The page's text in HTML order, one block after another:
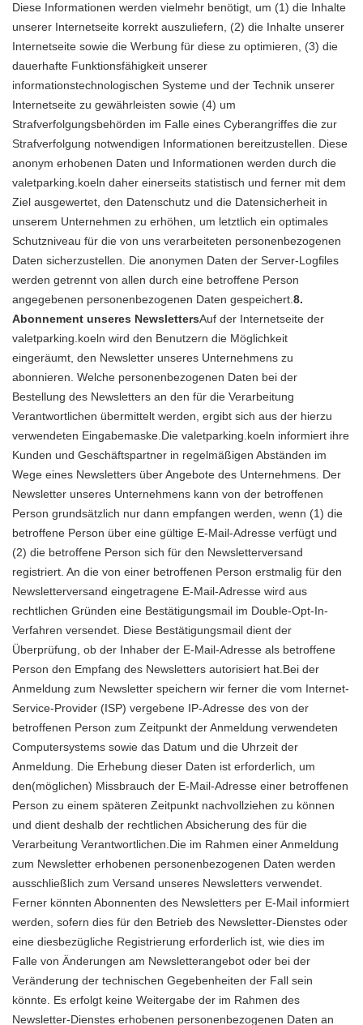
Diese Informationen werden vielmehr benötigt, um (1) die Inhalte
unserer Internetseite korrekt auszuliefern, (2) die Inhalte unserer
Internetseite sowie die Werbung für diese zu optimieren, (3) die
dauerhafte Funktionsfähigkeit unserer
informationstechnologischen Systeme und der Technik unserer
Internetseite zu gewährleisten sowie (4) um
Strafverfolgungsbehörden im Falle eines Cyberangriffes die zur
Strafverfolgung notwendigen Informationen bereitzustellen. Diese
anonym erhobenen Daten und Informationen werden durch die
valetparking.koeln daher einerseits statistisch und ferner mit dem
Ziel ausgewertet, den Datenschutz und die Datensicherheit in
unserem Unternehmen zu erhöhen, um letztlich ein optimales
Schutzniveau für die von uns verarbeiteten personenbezogenen
Daten sicherzustellen. Die anonymen Daten der Server-Logfiles
werden getrennt von allen durch eine betroffene Person
angegebenen personenbezogenen Daten gespeichert.8.
Abonnement unseres NewslettersAuf der Internetseite der
valetparking.koeln wird den Benutzern die Möglichkeit
eingeräumt, den Newsletter unseres Unternehmens zu
abonnieren. Welche personenbezogenen Daten bei der
Bestellung des Newsletters an den für die Verarbeitung
Verantwortlichen übermittelt werden, ergibt sich aus der hierzu
verwendeten Eingabemaske.Die valetparking.koeln informiert ihre
Kunden und Geschäftspartner in regelmäßigen Abständen im
Wege eines Newsletters über Angebote des Unternehmens. Der
Newsletter unseres Unternehmens kann von der betroffenen
Person grundsätzlich nur dann empfangen werden, wenn (1) die
betroffene Person über eine gültige E-Mail-Adresse verfügt und
(2) die betroffene Person sich für den Newsletterversand
registriert. An die von einer betroffenen Person erstmalig für den
Newsletterversand eingetragene E-Mail-Adresse wird aus
rechtlichen Gründen eine Bestätigungsmail im Double-Opt-In-
Verfahren versendet. Diese Bestätigungsmail dient der
Überprüfung, ob der Inhaber der E-Mail-Adresse als betroffene
Person den Empfang des Newsletters autorisiert hat.Bei der
Anmeldung zum Newsletter speichern wir ferner die vom Internet-
Service-Provider (ISP) vergebene IP-Adresse des von der
betroffenen Person zum Zeitpunkt der Anmeldung verwendeten
Computersystems sowie das Datum und die Uhrzeit der
Anmeldung. Die Erhebung dieser Daten ist erforderlich, um
den(möglichen) Missbrauch der E-Mail-Adresse einer betroffenen
Person zu einem späteren Zeitpunkt nachvollziehen zu können
und dient deshalb der rechtlichen Absicherung des für die
Verarbeitung Verantwortlichen.Die im Rahmen einer Anmeldung
zum Newsletter erhobenen personenbezogenen Daten werden
ausschließlich zum Versand unseres Newsletters verwendet.
Ferner könnten Abonnenten des Newsletters per E-Mail informiert
werden, sofern dies für den Betrieb des Newsletter-Dienstes oder
eine diesbezügliche Registrierung erforderlich ist, wie dies im
Falle von Änderungen am Newsletterangebot oder bei der
Veränderung der technischen Gegebenheiten der Fall sein
könnte. Es erfolgt keine Weitergabe der im Rahmen des
Newsletter-Dienstes erhobenen personenbezogenen Daten an